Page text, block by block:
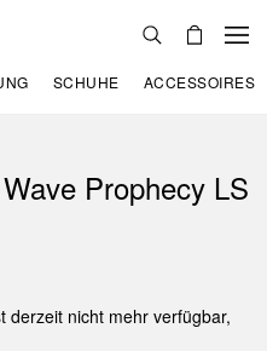
SCHUHE ACCESSOIRES
Prophecy LS
derzeit nicht mehr verfügbar,